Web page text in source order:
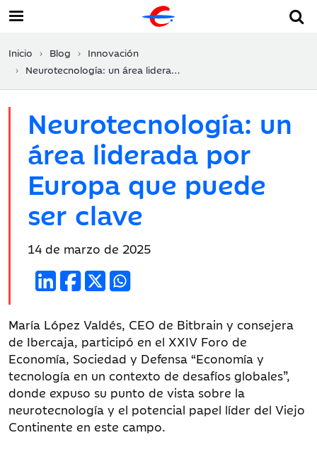
Inicio Blog
Innovación
Neurotecnología: un área liderada por Europa que puede ser clave
Neurotecnología: un
área liderada por
Europa que puede
ser clave
Fecha
publicación:
14 de marzo de 2025
María López Valdés, CEO de Bitbrain y consejera
de Ibercaja, participó en el XXIV Foro de
Economía, Sociedad y Defensa “Economía y
tecnología en un contexto de desafíos globales”,
donde expuso su punto de vista sobre la
neurotecnología y el potencial papel líder del Viejo
Continente en este campo.